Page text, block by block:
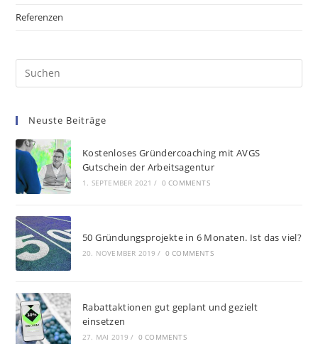
Referenzen
Neuste Beiträge
Kostenloses Gründercoaching mit AVGS
Gutschein der Arbeitsagentur
1. SEPTEMBER 2021 / 0 COMMENTS
50 Gründungsprojekte in 6 Monaten. Ist das viel?
20. NOVEMBER 2019 / 0 COMMENTS
Rabattaktionen gut geplant und gezielt
einsetzen
27. MAI 2019 / 0 COMMENTS